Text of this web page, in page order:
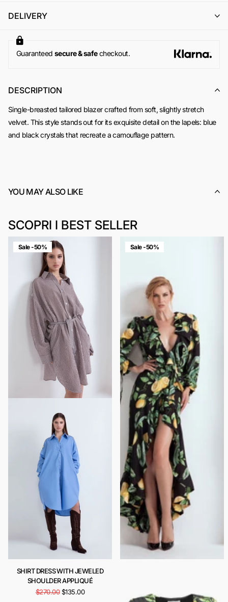
importo, utilizzabile per un successivo ordine online su
Per maggiori informazioni, si invita a consultare la sezione
dedicata aiResi e Rimborsi.
DELIVERY
Guaranteed secure & safecheckout.
DESCRIPTION
Single-breasted tailored blazer crafted from soft, slightly stretch
velvet. This style stands out for its exquisite detail on the lapels: blue
and black crystals that recreate a camouflage pattern.
YOU MAY ALSO LIKE
SCOPRI I BEST SELLER
Sale -50%
SHIRT DRESS WITH JEWELED
SHOULDER APPLIQUÉ
$270.00$135.00
Sale -50%